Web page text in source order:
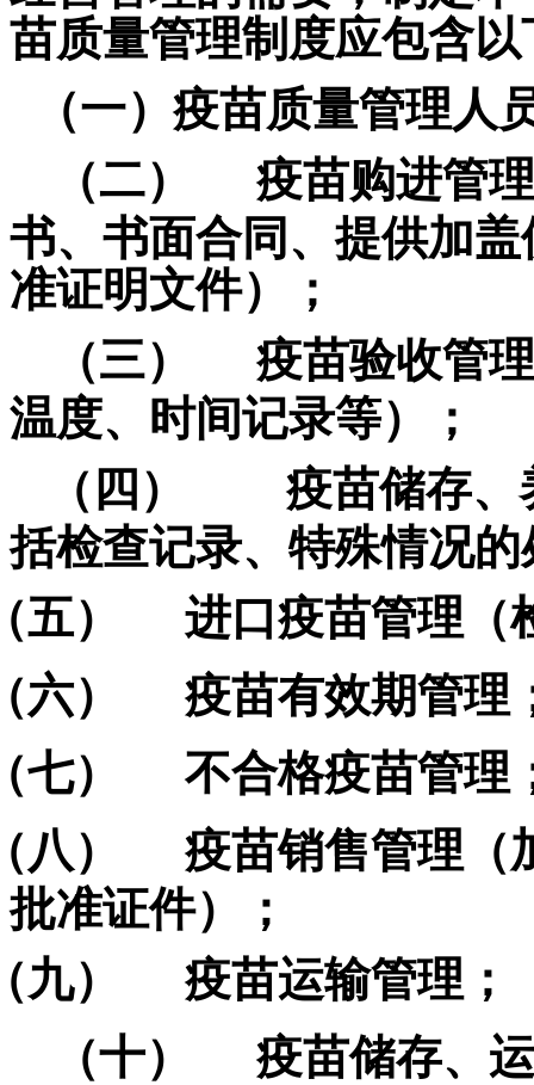
苗质量管理制度应包含
（一）疫苗质量管理人
（二）
疫苗购进管
书、书面合同、提供加
准证明文件）；
（三）
疫苗验收管
温度、时间记录等）；
（四）
疫苗储存、
括检查记录、特殊情况
五）
进口疫苗管理（
六）
疫苗有效期管理
七）
不合格疫苗管理
八）
疫苗销售管理（
批准证件）；
九）
疫苗运输管理；
（十）
疫苗储存、